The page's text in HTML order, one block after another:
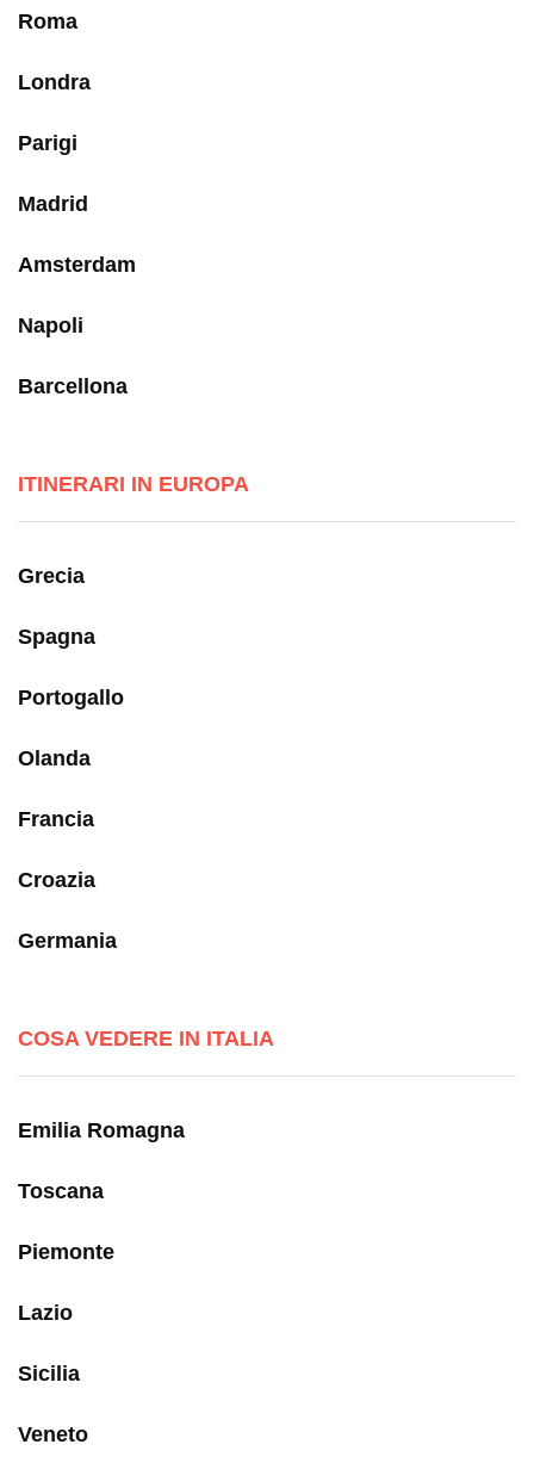
Roma
Londra
Parigi
Madrid
Amsterdam
Napoli
Barcellona
ITINERARI IN EUROPA
Grecia
Spagna
Portogallo
Olanda
Francia
Croazia
Germania
COSA VEDERE IN ITALIA
Emilia Romagna
Toscana
Piemonte
Lazio
Sicilia
Veneto